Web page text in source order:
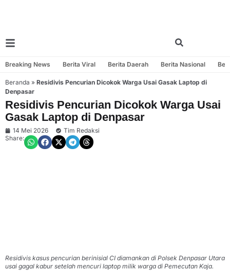
Breaking News Berita Viral Berita Daerah Berita Nasional
Beranda » Residivis Pencurian Dicokok Warga Usai Gasak Laptop di
Denpasar
Residivis Pencurian Dicokok Warga Usai
Gasak Laptop di Denpasar
14 Mei 2026
Tim Redaksi
Share:
Residivis kasus pencurian berinisial CI diamankan di Polsek Denpasar Utara
usai gagal kabur setelah mencuri laptop milik warga di Pemecutan Kaja.